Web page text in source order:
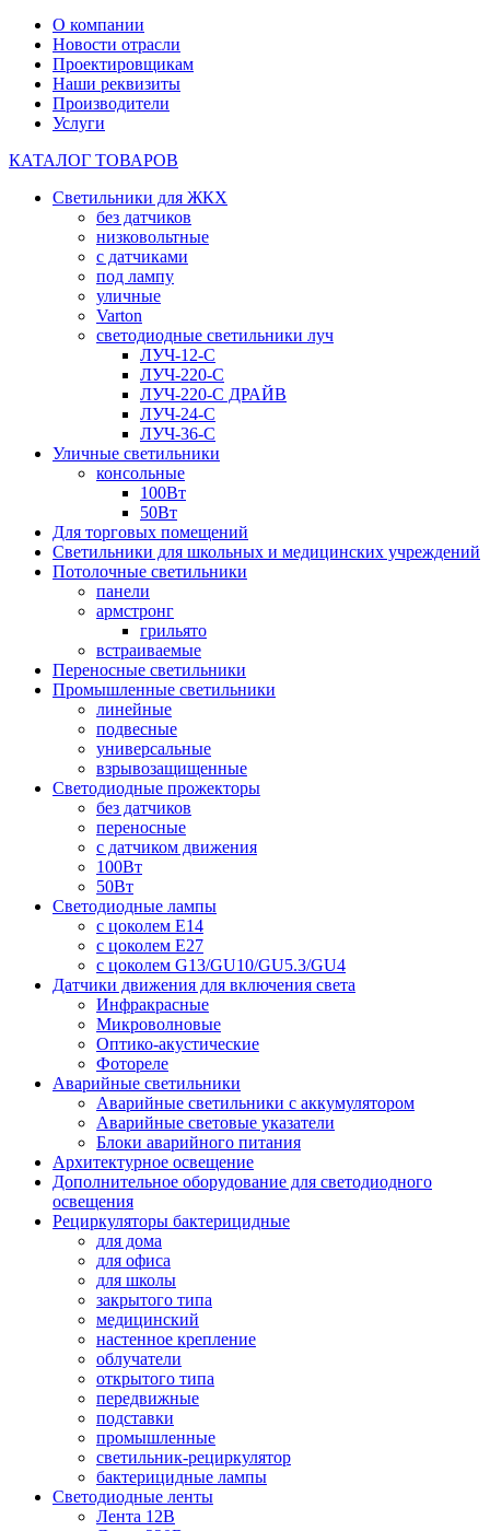
О компании
Новости отрасли
Проектировщикам
Наши реквизиты
Производители
Услуги
КАТАЛОГ ТОВАРОВ
Светильники для ЖКХ
без датчиков
низковольтные
с датчиками
под лампу
уличные
Varton
светодиодные светильники луч
ЛУЧ-12-С
ЛУЧ-220-С
ЛУЧ-220-С ДРАЙВ
ЛУЧ-24-С
ЛУЧ-36-С
Уличные светильники
консольные
100Вт
50Вт
Для торговых помещений
Светильники для школьных и медицинских учреждений
Потолочные светильники
панели
армстронг
грильято
встраиваемые
Переносные светильники
Промышленные светильники
линейные
подвесные
универсальные
взрывозащищенные
Светодиодные прожекторы
без датчиков
переносные
с датчиком движения
100Вт
50Вт
Светодиодные лампы
с цоколем E14
с цоколем E27
с цоколем G13/GU10/GU5.3/GU4
Датчики движения для включения света
Инфракрасные
Микроволновые
Оптико-акустические
Фотореле
Аварийные светильники
Аварийные светильники с аккумулятором
Аварийные световые указатели
Блоки аварийного питания
Архитектурное освещение
Дополнительное оборудование для светодиодного
освещения
Рециркуляторы бактерицидные
для дома
для офиса
для школы
закрытого типа
медицинский
настенное крепление
облучатели
открытого типа
передвижные
подставки
промышленные
светильник-рециркулятор
бактерицидные лампы
Светодиодные ленты
Лента 12В